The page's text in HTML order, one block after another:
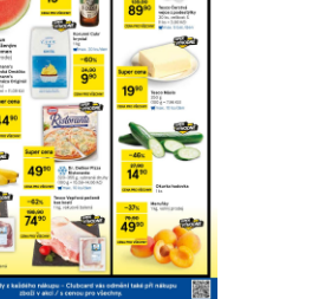
Stáhnout
Detaily o platnosti